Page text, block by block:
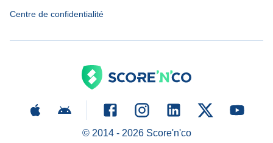
Centre de confidentialité
© 2014 - 2026Score'n'co